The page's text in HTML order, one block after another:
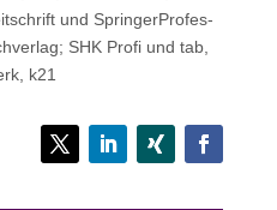
und Sprin­ger­Pro­fes­
SHK Profi und tab,
k21